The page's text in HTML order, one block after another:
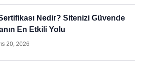
Nedir? Sitenizi Güvende
En Etkili Yolu
20, 2026